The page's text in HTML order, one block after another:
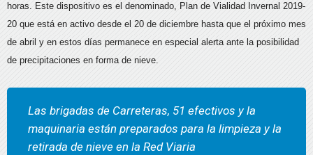
horas. Este dispositivo es el denominado, Plan de Vialidad Invernal 2019-
20 que está en activo desde el 20 de diciembre hasta que el próximo mes
de abril y en estos días permanece en especial alerta ante la posibilidad
de precipitaciones en forma de nieve.
Las brigadas de Carreteras, 51 efectivos y la
maquinaria están preparados para la limpieza y la
retirada de nieve en la Red Viaria